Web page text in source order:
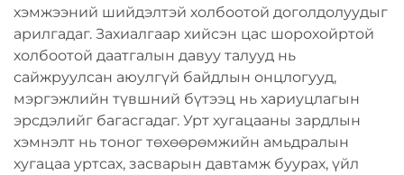
хэмжээний шийдэлтэй холбоотой доголдолуудыг
арилгадаг. Захиалгаар хийсэн цас шорохойртой
холбоотой даатгалын давуу талууд нь
сайжруулсан аюулгүй байдлын онцлогууд,
мэргэжлийн түвшний бүтээц нь хариуцлагын
эрсдэлийг багасгадаг. Урт хугацааны зардлын
хэмнэлт нь тоног төхөөрөмжийн амьдралын
хугацаа уртсах, засварын давтамж буурах, үйл